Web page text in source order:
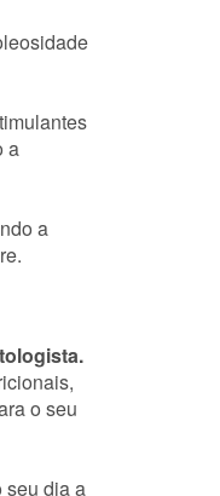
a
a
o seu
seu dia a